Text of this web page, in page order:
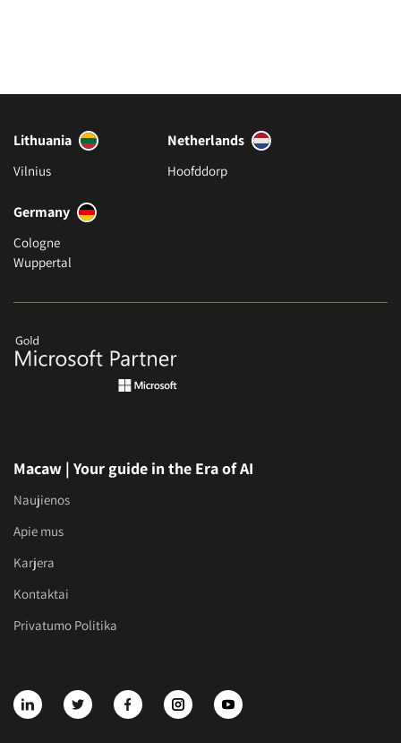
Lithuania
Vilnius
Netherlands
Hoofddorp
Germany
Cologne
Wuppertal
Macaw | Your guide in the Era of AI
Naujienos
Apie mus
Karjera
Kontaktai
Privatumo Politika